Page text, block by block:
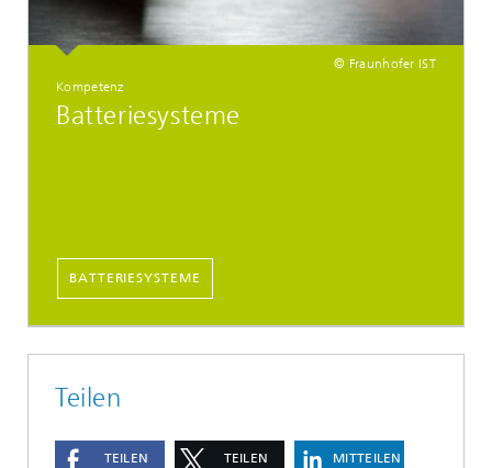
© Fraunhofer IST
Kompetenz
Batteriesysteme
BATTERIESYSTEME
Teilen
TEILEN TEILEN MITTEILEN